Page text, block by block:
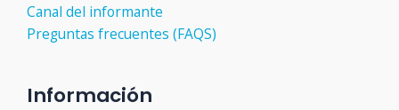
Canal del informante
Preguntas frecuentes (FAQS)
Información